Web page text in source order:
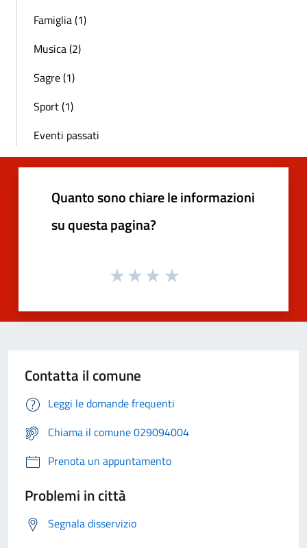
Famiglia (1)
Musica (2)
Sagre (1)
Sport (1)
Eventi passati
Quanto sono chiare le informazioni
su questa pagina?
Contatta il comune
Leggi le domande frequenti
Chiama il comune 029094004
Prenota un appuntamento
Problemi in città
Segnala disservizio